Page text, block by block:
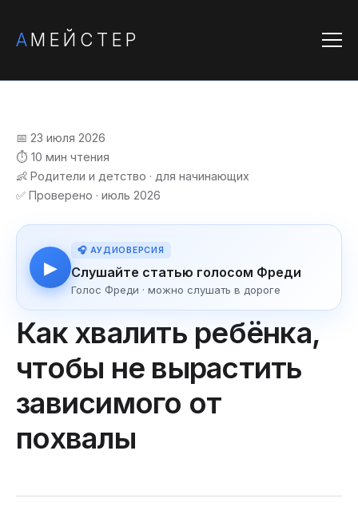
АМЕЙСТЕР
📅 23 июля 2026
⏱️ 10 мин чтения
👶 Родители и детство · для начинающих
✅ Проверено · июль 2026
▶
🎧 АУДИОВЕРСИЯ
Слушайте статью голосом Фреди
Голос Фреди · можно слушать в дороге
Как хвалить ребёнка,
чтобы не вырастить
зависимого от
похвалы